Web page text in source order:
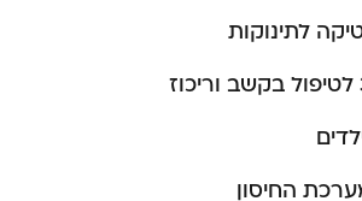
לתינוקות
החיסון